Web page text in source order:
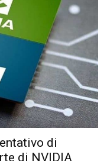
di
di NVIDIA